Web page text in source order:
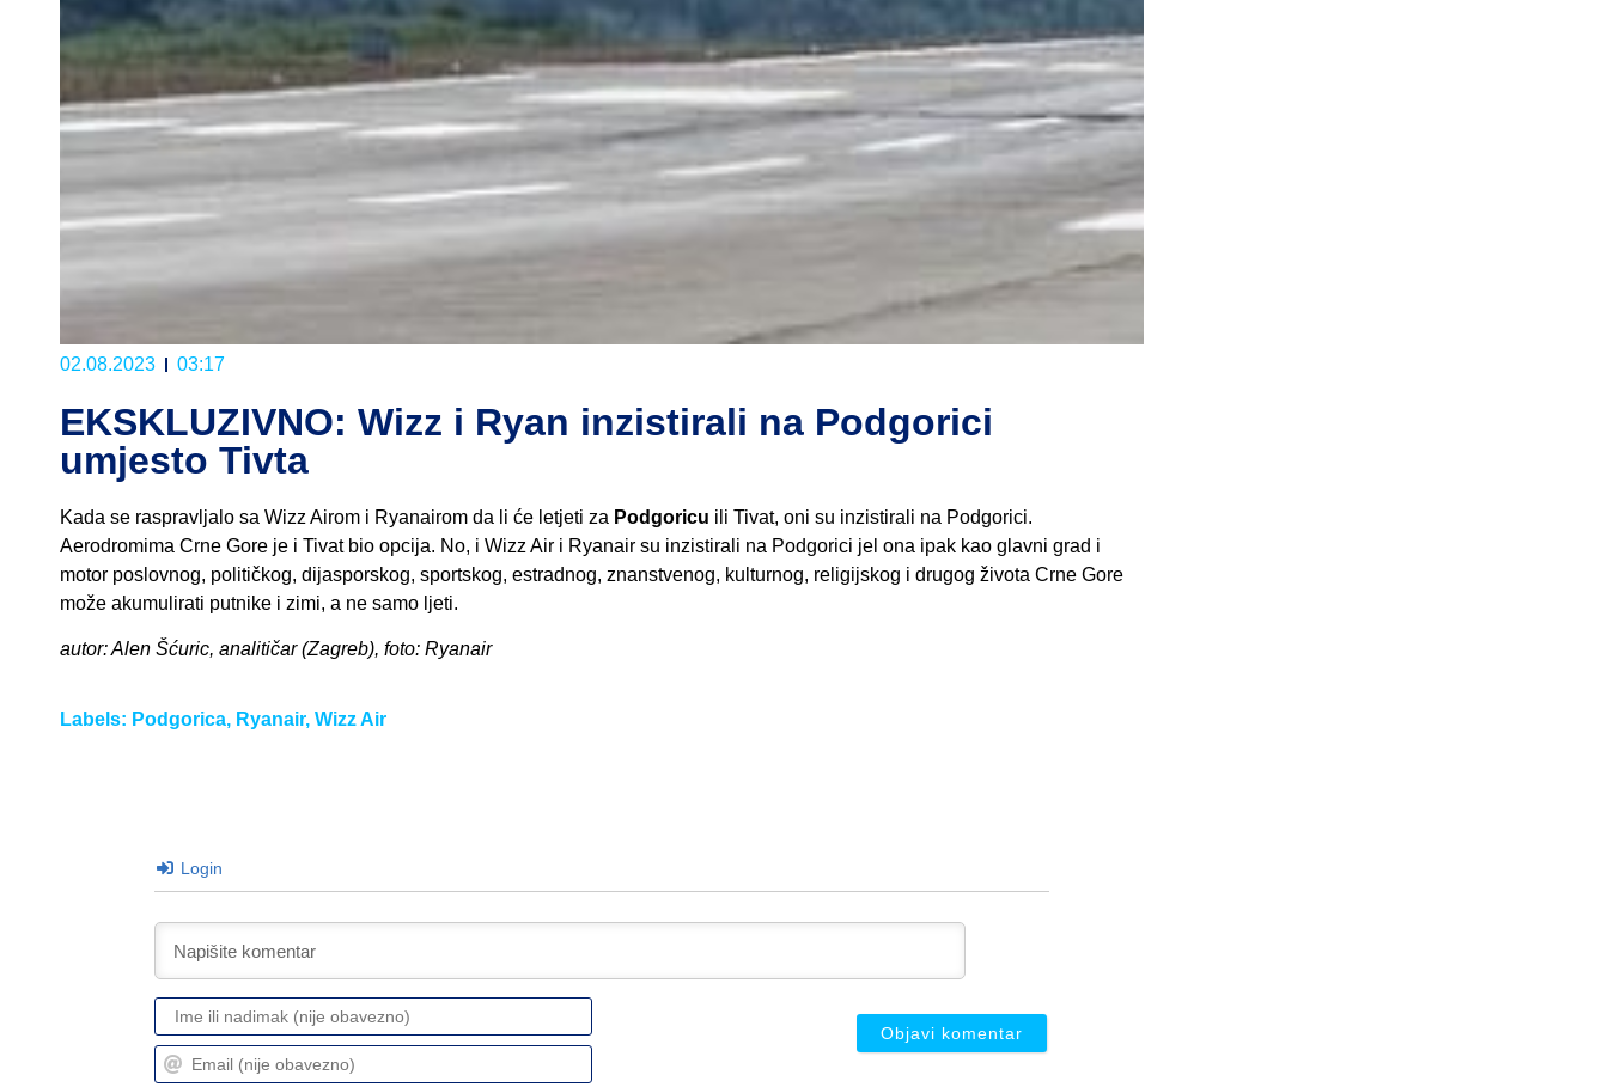
02.08.2023 03:17
EKSKLUZIVNO: Wizz i Ryan inzistirali na Podgorici
umjesto Tivta
Kada se raspravljalo sa Wizz Airom i Ryanairom da li će letjeti za Podgoricu ili Tivat, oni su inzistirali na Podgorici.
Aerodromima Crne Gore je i Tivat bio opcija. No, i Wizz Air i Ryanair su inzistirali na Podgorici jel ona ipak kao glavni grad i
motor poslovnog, političkog, dijasporskog, sportskog, estradnog, znanstvenog, kulturnog, religijskog i drugog života Crne Gore
može akumulirati putnike i zimi, a ne samo ljeti.
autor: Alen Šćuric, analitičar (Zagreb), foto: Ryanair
Labels: Podgorica, Ryanair, Wizz Air
Login
Ime
ili
nadimak
Email
(nije